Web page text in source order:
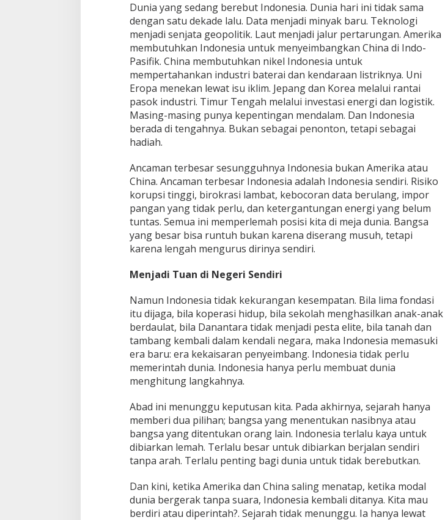
Dunia yang sedang berebut Indonesia. Dunia hari ini tidak sama
dengan satu dekade lalu. Data menjadi minyak baru. Teknologi
menjadi senjata geopolitik. Laut menjadi jalur pertarungan. Amerika
membutuhkan Indonesia untuk menyeimbangkan China di Indo-
Pasifik. China membutuhkan nikel Indonesia untuk
mempertahankan industri baterai dan kendaraan listriknya. Uni
Eropa menekan lewat isu iklim. Jepang dan Korea melalui rantai
pasok industri. Timur Tengah melalui investasi energi dan logistik.
Masing-masing punya kepentingan mendalam. Dan Indonesia
berada di tengahnya. Bukan sebagai penonton, tetapi sebagai
hadiah.
Ancaman terbesar sesungguhnya Indonesia bukan Amerika atau
China. Ancaman terbesar Indonesia adalah Indonesia sendiri. Risiko
korupsi tinggi, birokrasi lambat, kebocoran data berulang, impor
pangan yang tidak perlu, dan ketergantungan energi yang belum
tuntas. Semua ini memperlemah posisi kita di meja dunia. Bangsa
yang besar bisa runtuh bukan karena diserang musuh, tetapi
karena lengah mengurus dirinya sendiri.
Menjadi Tuan di Negeri Sendiri
Namun Indonesia tidak kekurangan kesempatan. Bila lima fondasi
itu dijaga, bila koperasi hidup, bila sekolah menghasilkan anak-anak
berdaulat, bila Danantara tidak menjadi pesta elite, bila tanah dan
tambang kembali dalam kendali negara, maka Indonesia memasuki
era baru: era kekaisaran penyeimbang. Indonesia tidak perlu
memerintah dunia. Indonesia hanya perlu membuat dunia
menghitung langkahnya.
Abad ini menunggu keputusan kita. Pada akhirnya, sejarah hanya
memberi dua pilihan; bangsa yang menentukan nasibnya atau
bangsa yang ditentukan orang lain. Indonesia terlalu kaya untuk
dibiarkan lemah. Terlalu besar untuk dibiarkan berjalan sendiri
tanpa arah. Terlalu penting bagi dunia untuk tidak berebutkan.
Dan kini, ketika Amerika dan China saling menatap, ketika modal
dunia bergerak tanpa suara, Indonesia kembali ditanya. Kita mau
berdiri atau diperintah?. Sejarah tidak menunggu. Ia hanya lewat